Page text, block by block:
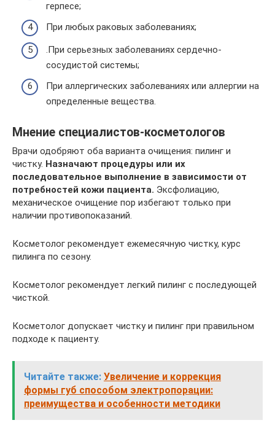
герпесе;
При любых раковых заболеваниях;
.При серьезных заболеваниях сердечно-
сосудистой системы;
При аллергических заболеваниях или аллергии на
определенные вещества.
Мнение специалистов-косметологов
Врачи одобряют оба варианта очищения: пилинг и
чистку. Назначают процедуры или их
последовательное выполнение в зависимости от
потребностей кожи пациента. Эксфолиацию,
механическое очищение пор избегают только при
наличии противопоказаний.
Косметолог рекомендует ежемесячную чистку, курс
пилинга по сезону.
Косметолог рекомендует легкий пилинг с последующей
чисткой.
Косметолог допускает чистку и пилинг при правильном
подходе к пациенту.
Читайте также: Увеличение и коррекция
формы губ способом электропорации:
преимущества и особенности методики